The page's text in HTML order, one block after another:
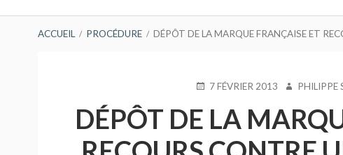
principal
FIL
ACCUEIL PROCÉDURE DÉPÔT DE LA MARQUE FRANÇAISE ET
PUBLIÉ7 FÉVRIER 2013 AUTEUR
PHILIPPE
DÉPÔT DE LA